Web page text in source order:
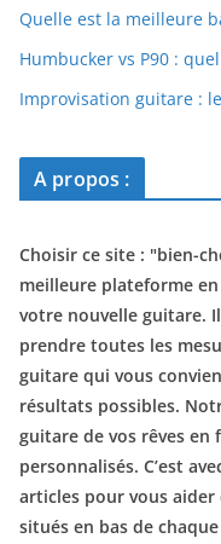
Quelle est la meilleure
Humbucker vs P90 :
Improvisation guitare :
A propos :
Choisir ce site : "bien-
meilleure plateforme
votre nouvelle guitare.
prendre toutes les
guitare qui vous
résultats possibles.
guitare de vos rêves
personnalisés. C’est
articles pour vous
situés en bas de